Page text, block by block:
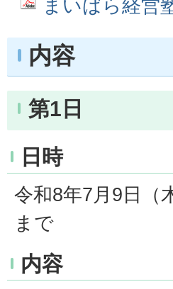
まいばら経営
内容
第1日
日時
令和8年7月9日（
まで
内容